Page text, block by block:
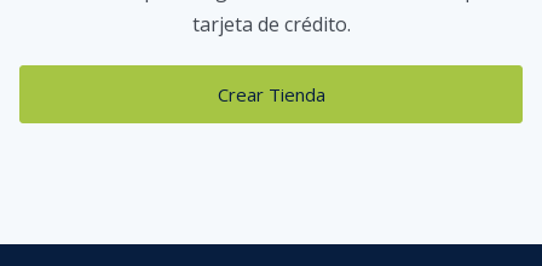
tarjeta de crédito.
Crear Tienda